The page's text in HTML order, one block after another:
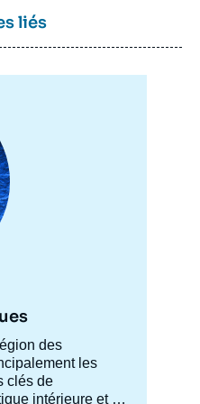
liés
des
les
clés de
intérieure et la